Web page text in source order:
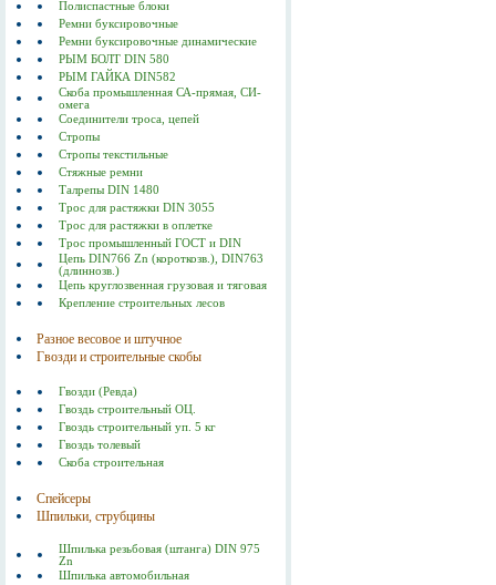
Полиспастные блоки
Ремни буксировочные
Ремни буксировочные динамические
РЫМ БОЛТ DIN 580
РЫМ ГАЙКА DIN582
Скоба промышленная СА-прямая, СИ-
омега
Соединители троса, цепей
Стропы
Стропы текстильные
Стяжные ремни
Талрепы DIN 1480
Трос для растяжки DIN 3055
Трос для растяжки в оплетке
Трос промышленный ГОСТ и DIN
Цепь DIN766 Zn (короткозв.), DIN763
(длиннозв.)
Цепь круглозвенная грузовая и тяговая
Крепление строительных лесов
Разное весовое и штучное
Гвозди и строительные скобы
Гвозди (Ревда)
Гвоздь строительный ОЦ.
Гвоздь строительный уп. 5 кг
Гвоздь толевый
Скоба строительная
Спейсеры
Шпильки, струбцины
Шпилька резьбовая (штанга) DIN 975
Zn
Шпилька автомобильная